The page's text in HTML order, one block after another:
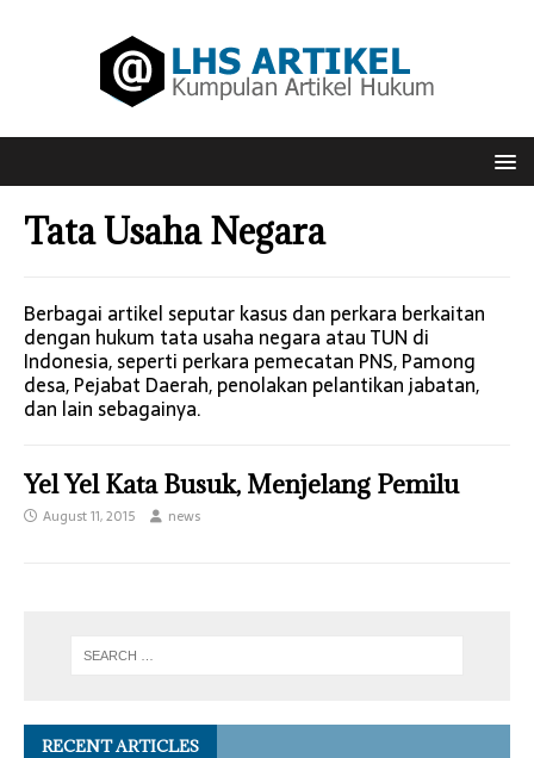
Tata Usaha Negara
Berbagai artikel seputar kasus dan perkara berkaitan
dengan hukum tata usaha negara atau TUN di
Indonesia, seperti perkara pemecatan PNS, Pamong
desa, Pejabat Daerah, penolakan pelantikan jabatan,
dan lain sebagainya.
Yel Yel Kata Busuk, Menjelang Pemilu
August 11, 2015 news
RECENT ARTICLES